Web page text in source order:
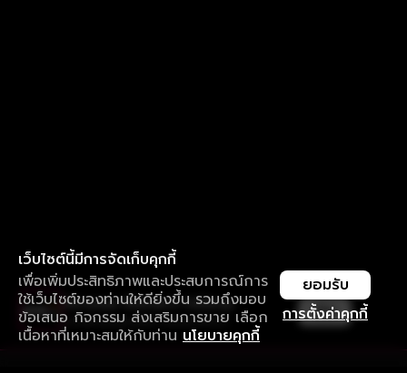
เว็บไซต์นี้มีการจัดเก็บคุกกี้
เพื่อเพิ่มประสิทธิภาพและประสบการณ์การ
ใช้เว็บไซต์ของท่านให้ดียิ่งขึ้น รวมถึงมอบ
ข้อเสนอ กิจกรรม ส่งเสริมการขาย เลือก
เนื้อหาที่เหมาะสมให้กับท่าน นโยบายคุกกี้
การตั้งค่าคุกกี้
ยอมรับ
ใช้งานแอป ลื่นไหลกว่า ไม่มีสะดุด
ดาวน์โหลดแอปเพื่อการรับชมที่ดีกว่า เปิด